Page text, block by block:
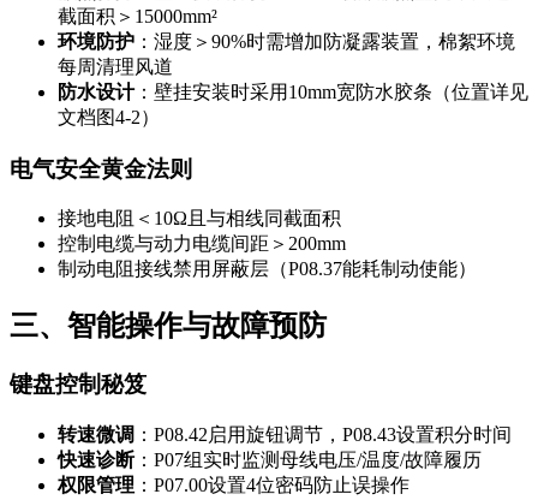
截面积＞15000mm²
环境防护 ：湿度＞90%时需增加防凝露装置，棉絮环境
每周清理风道
防水设计：壁挂安装时采用10mm宽防水胶条（位置详见
文档图4-2）
电气安全黄金法则
接地电阻＜10Ω且与相线同截面积
控制电缆与动力电缆间距＞200mm
制动电阻接线禁用屏蔽层（P08.37能耗制动使能）
三、智能操作与故障预防
键盘控制秘笈
转速微调 ：P08.42启用旋钮调节，P08.43设置积分时间
快速诊断：P07组实时监测母线电压/温度/故障履历
权限管理 ：P07.00设置4位密码防止误操作